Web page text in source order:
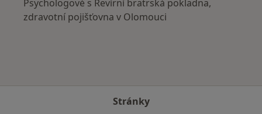
Psychologové s Revírní bratrská pokladna,
zdravotní pojišťovna v Olomouci
Stránky